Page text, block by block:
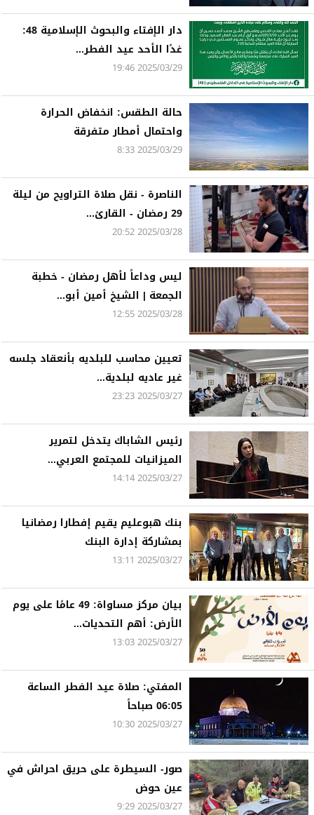
دار الإفتاء والبحوث الإسلامية 48:
غدًا الأحد عيد الفطر...
2025/03/29 19:46
حالة الطقس: انخفاض الحرارة
واحتمال أمطار متفرقة
2025/03/29 8:33
الناصرة - نقل صلاة التراويح من ليلة
29 رمضان - القارئ...
2025/03/28 20:52
ليس وداعاً لأهل رمضان - خطبة
الجمعة | الشيخ أمين أبو...
2025/03/28 12:55
تعيين محاسب للبلديه بأنعقاد جلسه
غير عاديه لبلدية...
2025/03/27 23:23
رئيس الشاباك يتدخل لتمرير
الميزانيات للمجتمع العربي...
2025/03/27 14:14
بنك هبوعليم يقيم إفطارا رمضانيا
بمشاركة إدارة البنك
2025/03/27 13:11
بيان مركز مساواة: 49 عامًا على يوم
الأرض: أهم التحديات...
2025/03/27 13:03
المفتي: صلاة عيد الفطر الساعة
06:05 صباحاً
2025/03/27 10:30
صور- السيطرة على حريق احراش في
عين حوض
2025/03/27 9:29